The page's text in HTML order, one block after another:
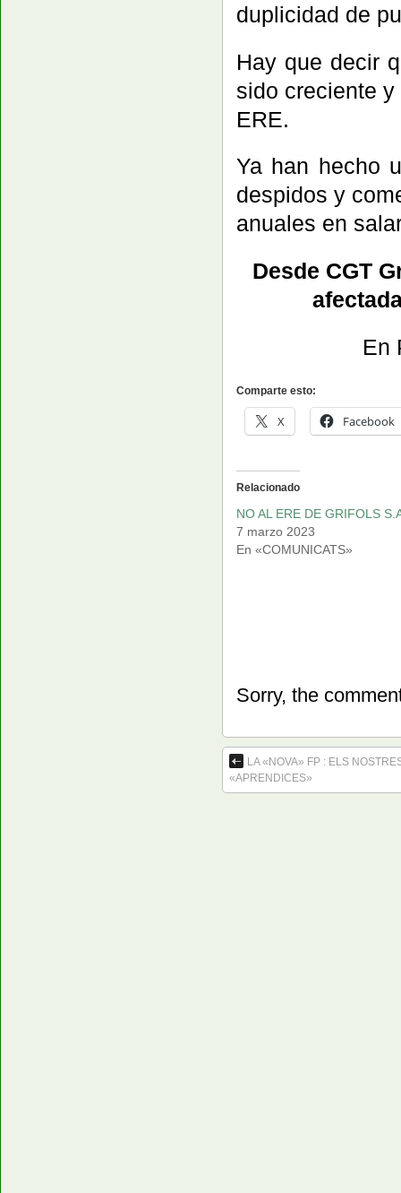
duplicidad de
Hay que decir
sido creciente
ERE.
Ya han hecho
despidos y
anuales en
Desde CGT
En
Comparte esto:
X Facebook
Relacionado
NO AL ERE DE GRIFOLS
7 marzo 2023
En «COMUNICATS»
Sorry, the
LA «NOVA» FP : ELS
«APRENDICES»